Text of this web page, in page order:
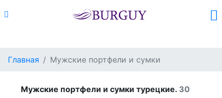
Главная Мужские портфели и сумки
Мужские портфели и сумки турецкие. 30